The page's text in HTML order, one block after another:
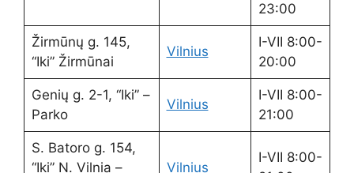
23:00
Žirmūnų g. 145,
“Iki” Žirmūnai
Vilnius
I-VII 8:00-
20:00
Genių g. 2-1, “Iki” –
Parko
Vilnius
I-VII 8:00-
21:00
S. Batoro g. 154,
“Iki” N. Vilnia –
Vilnius
I-VII 8:00-